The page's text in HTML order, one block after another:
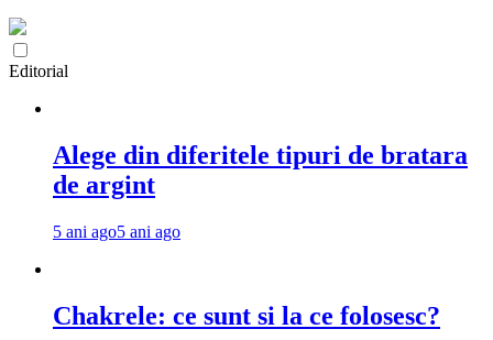
Editorial
Alege din diferitele tipuri de bratara
de argint
5 ani ago5 ani ago
Chakrele: ce sunt si la ce folosesc?